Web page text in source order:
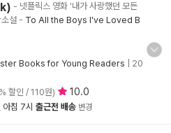
- 넷플릭스 영화 '내가 사랑했던 모든
설 - To All the Boys I've Loved B
Books for Young Readers
20
할인 / 110원) 10.0
아침 7시 출근전 배송 변경